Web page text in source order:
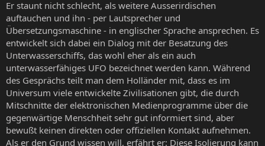
Er staunt nicht schlecht, als weitere Ausserirdischen
auftauchen und ihn - per Lautsprecher und
Übersetzungsmaschine - in englischer Sprache ansprechen. Es
entwickelt sich dabei ein Dialog mit der Besatzung des
Unterwasserschiffs, das wohl eher als ein auch
unterwasserfähiges UFO bezeichnet werden kann. Während
des Gesprächs teilt man dem Holländer mit, dass es im
Universum viele entwickelte Zivilisationen gibt, die durch
Mitschnitte der elektronischen Medienprogramme über die
gegenwärtige Menschheit sehr gut informiert sind, aber
bewußt keinen direkten oder offiziellen Kontakt aufnehmen.
Als er den Grund wissen will, erfährt er: Diese Isolierung kann